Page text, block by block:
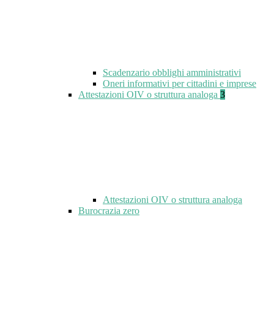
Scadenzario obblighi amministrativi
Oneri informativi per cittadini e imprese
Attestazioni OIV o struttura analoga 3
Attestazioni OIV o struttura analoga
Burocrazia zero